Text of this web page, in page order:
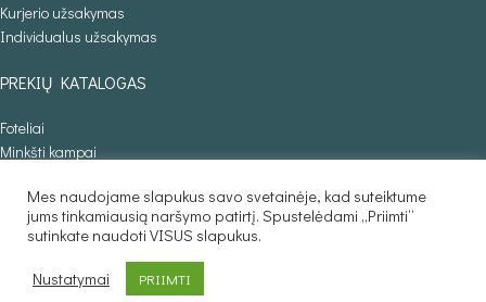
Kurjerio užsakymas
Individualus užsakymas
PREKIŲ KATALOGAS
Foteliai
Minkšti kampai
Sofos lovos
Stalai
Baldaila.lt © 2025
Mes naudojame slapukus savo svetainėje, kad suteiktume
jums tinkamiausią naršymo patirtį. Spustelėdami „Priimti“
sutinkate naudoti VISUS slapukus.
Nustatymai PRIIMTI